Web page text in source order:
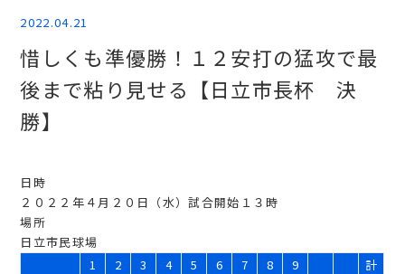
2022.04.21
惜しくも準優勝！１２安打の猛攻で最
後まで粘り見せる【日立市長杯 決
勝】
日時
２０２２年４月２０日（水）試合開始１３時
場所
日立市民球場
1
2 3 4 5 6 7 8 9
計